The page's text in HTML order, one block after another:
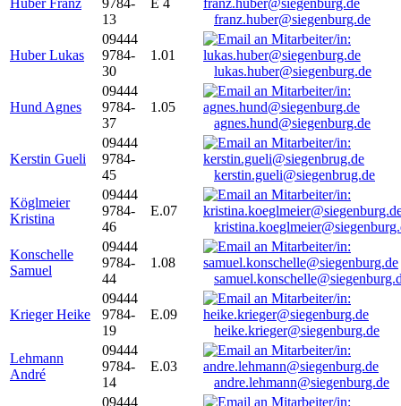
Huber Franz
9784-
13
E 4
franz.huber@siegenburg.de
Huber Lukas
09444
9784-
30
1.01
lukas.huber@siegenburg.de
Hund Agnes
09444
9784-
37
1.05
agnes.hund@siegenburg.de
Kerstin Gueli
09444
9784-
45
kerstin.gueli@siegenbrug.de
Köglmeier
Kristina
09444
9784-
46
E.07
Konschelle
Samuel
09444
9784-
44
1.08
Krieger Heike
09444
9784-
19
E.09
heike.krieger@siegenburg.de
Lehmann
André
09444
9784-
14
E.03
andre.lehmann@siegenburg.de
09444